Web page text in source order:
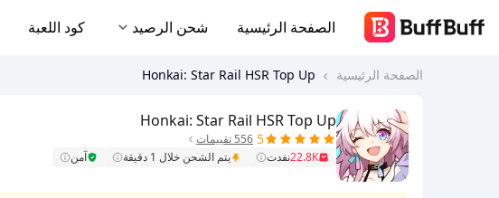
الصفحة الرئيسية شحن الرصيد كود اللعبة
الصفحة الرئيسية Honkai: Star Rail HSR Top Up
Honkai: Star Rail HSR Top Up
5 556 تقييمات
22.8Kنفدت يتم الشحن خلال 1 دقيقة آمن